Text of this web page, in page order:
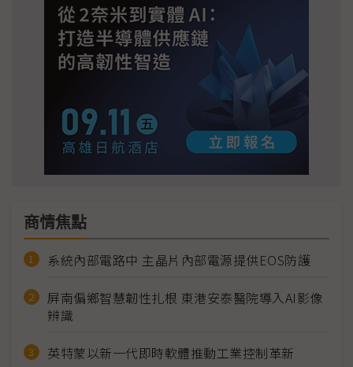
商情焦點
系統內部電路中 主晶片內部電源提供EOS防護
屏南偏鄉智慧韌性扎根 東港安泰醫院導入AI影像
辨識
英特蒙以新一代即時軟體推動工業控制革新